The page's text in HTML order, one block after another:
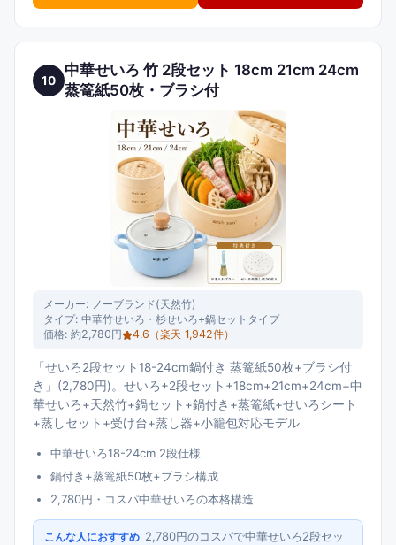
10
中華せいろ 竹 2段セット 18cm 21cm 24cm
蒸篭紙50枚・ブラシ付
メーカー: ノーブランド(天然竹)
タイプ: 中華竹せいろ・杉せいろ+鍋セットタイプ
価格: 約2,780円 4.6 （楽天 1,942件）
「せいろ2段セット18-24cm鍋付き 蒸篭紙50枚+ブラシ付
き」(2,780円)。せいろ+2段セット+18cm+21cm+24cm+中
華せいろ+天然竹+鍋セット+鍋付き+蒸篭紙+せいろシート
+蒸しセット+受け台+蒸し器+小籠包対応モデル
中華せいろ18-24cm 2段仕様
鍋付き+蒸篭紙50枚+ブラシ構成
2,780円・コスパ中華せいろの本格構造
こんな人におすすめ 2,780円のコスパで中華せいろ2段セッ